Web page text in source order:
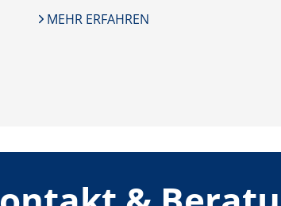
MEHR ERFAHREN